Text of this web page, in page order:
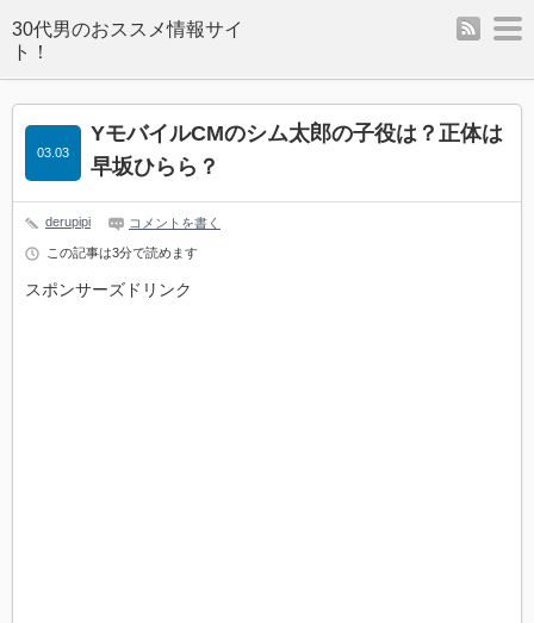
rss
YモバイルCMのシム太郎の子役は？正体は
早坂ひらら？
03.03
derupipi コメントを書く
この記事は3分で読めます
スポンサーズドリンク